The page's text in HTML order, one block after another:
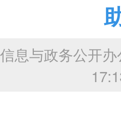
信息与政务公